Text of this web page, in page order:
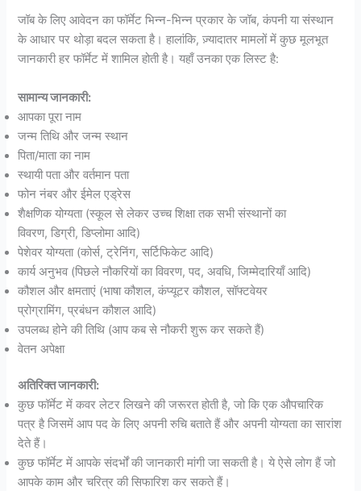
जॉब के लिए आवेदन का फॉर्मेट भिन्न-भिन्न प्रकार के जॉब, कंपनी या संस्थान
के आधार पर थोड़ा बदल सकता है। हालांकि, ज़्यादातर मामलों में कुछ मूलभूत
जानकारी हर फॉर्मेट में शामिल होती है। यहाँ उनका एक लिस्ट है:
सामान्य जानकारी:
आपका पूरा नाम
जन्म तिथि और जन्म स्थान
पिता/माता का नाम
स्थायी पता और वर्तमान पता
फोन नंबर और ईमेल एड्रेस
शैक्षणिक योग्यता (स्कूल से लेकर उच्च शिक्षा तक सभी संस्थानों का
विवरण, डिग्री, डिप्लोमा आदि)
पेशेवर योग्यता (कोर्स, ट्रेनिंग, सर्टिफिकेट आदि)
कार्य अनुभव (पिछले नौकरियों का विवरण, पद, अवधि, जिम्मेदारियाँ आदि)
कौशल और क्षमताएं (भाषा कौशल, कंप्यूटर कौशल, सॉफ्टवेयर
प्रोग्रामिंग, प्रबंधन कौशल आदि)
उपलब्ध होने की तिथि (आप कब से नौकरी शुरू कर सकते हैं)
वेतन अपेक्षा
अतिरिक्त जानकारी:
कुछ फॉर्मेट में कवर लेटर लिखने की जरूरत होती है, जो कि एक औपचारिक
पत्र है जिसमें आप पद के लिए अपनी रुचि बताते हैं और अपनी योग्यता का सारांश
देते हैं।
कुछ फॉर्मेट में आपके संदर्भों की जानकारी मांगी जा सकती है। ये ऐसे लोग हैं जो
आपके काम और चरित्र की सिफारिश कर सकते हैं।